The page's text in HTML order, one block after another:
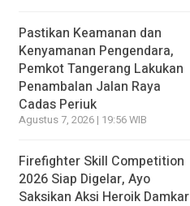
Pastikan Keamanan dan
Kenyamanan Pengendara,
Pemkot Tangerang Lakukan
Penambalan Jalan Raya
Cadas Periuk
Agustus 7, 2026 | 19:56 WIB
Firefighter Skill Competition
2026 Siap Digelar, Ayo
Saksikan Aksi Heroik Damkar